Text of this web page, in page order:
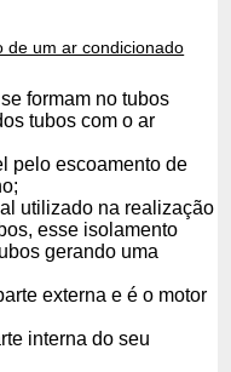
de um ar condicionado
formam no tubos
tubos com o ar
pelo escoamento de
utilizado na realização
esse isolamento
gerando uma
externa e é o motor
interna do seu